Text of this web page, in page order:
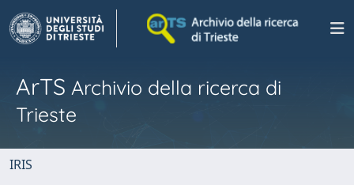
ArTS Archivio della ricerca di
Trieste
IRIS